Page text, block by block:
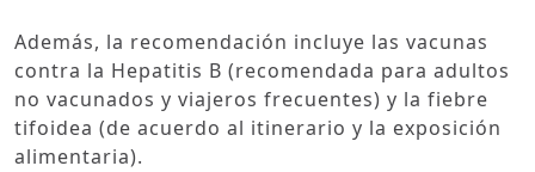
Además, la recomendación incluye las vacunas
contra la Hepatitis B (recomendada para adultos
no vacunados y viajeros frecuentes) y la fiebre
tifoidea (de acuerdo al itinerario y la exposición
alimentaria).